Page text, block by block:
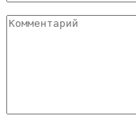
Комментарий